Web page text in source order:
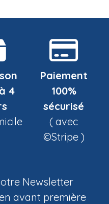
4
Paiement
100%
sécurisé
( avec
©Stripe )
Newsletter
avant première